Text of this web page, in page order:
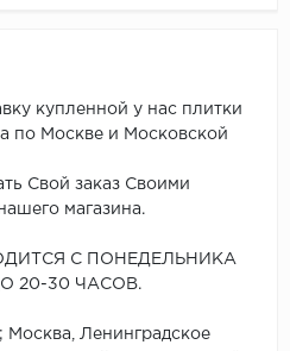
купленной у нас плитки
по Москве и Московской
Свой заказ Своими
магазина.
С ПОНЕДЕЛЬНИКА
20-30 ЧАСОВ.
Москва, Ленинградское